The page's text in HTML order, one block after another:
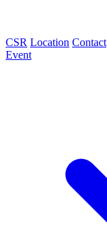
CSR Location Contact
Event